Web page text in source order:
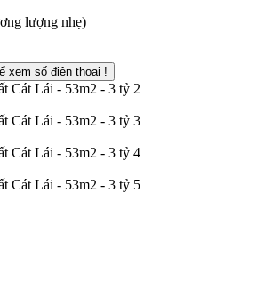
lượng nhẹ)
xem số điện thoại !